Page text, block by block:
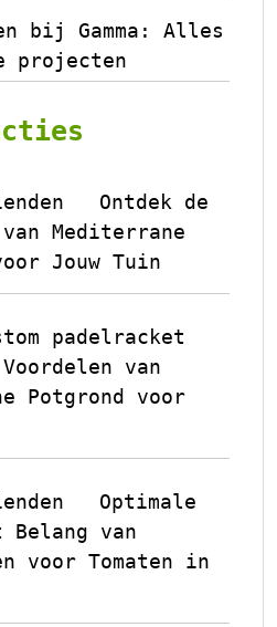
bij Gamma: Alles
projecten
Ontdek de
Mediterrane
Jouw Tuin
padelracket
van
Potgrond voor
Optimale
Belang van
voor Tomaten in